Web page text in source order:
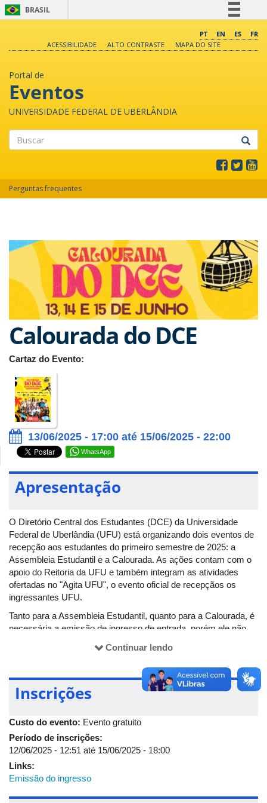
BRASIL
Comunica BR
PT EN ES
FR
ACESSIBILIDADE
ALTO CONTRASTE MAPA DO SITE
Portal de
Eventos
UNIVERSIDADE FEDERAL DE UBERLÂNDIA
Perguntas frequentes
Calourada do DCE
Cartaz do Evento:
13/06/2025 - 17:00 até 15/06/2025 - 22:00
WhatsApp
Apresentação
O Diretório Central dos Estudantes (DCE) da Universidade
Federal de Uberlândia (UFU) está organizando dois eventos de
recepção aos estudantes do primeiro semestre de 2025: a
Assembleia Estudantil e a Calourada. As ações contam com o
apoio do Reitoria da UFU e também integram as atividades
ofertadas no "Agita UFU", o evento oficial de recepçãos os
ingressantes UFU.
Tanto para a Assembleia Estudantil, quanto para a Calourada, é
necessária a emissão de ingresso de entrada, porém ele não
do público interessado no evento. Todas as ações acontecerão
no gramado da reitoria, bloco 3P, campus Santa Mônica.
As pautas principais da assembleia serão: a questão
orçamentária da universidade e a segurança. Já a Calourada,
oportunidade dos estudantes integrarem com colegas de outros
cursos e apreciarem apresentações artísticas de discentes da
UFU e outros artistas regionais.
Confira a seguir o cronograma de atividades:
Sexta-Feira 13/06
Continuar lendo
Inscrições
Custo do evento: Evento gratuito
Período de inscrições:
12/06/2025 - 12:51 até 15/06/2025 - 18:00
Links:
Emissão do ingresso